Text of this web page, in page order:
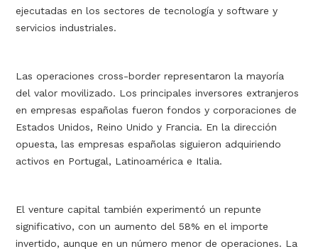
ejecutadas en los sectores de tecnología y software y
servicios industriales.
Las operaciones cross-border representaron la mayoría
del valor movilizado. Los principales inversores extranjeros
en empresas españolas fueron fondos y corporaciones de
Estados Unidos, Reino Unido y Francia. En la dirección
opuesta, las empresas españolas siguieron adquiriendo
activos en Portugal, Latinoamérica e Italia.
El venture capital también experimentó un repunte
significativo, con un aumento del 58% en el importe
invertido, aunque en un número menor de operaciones. La